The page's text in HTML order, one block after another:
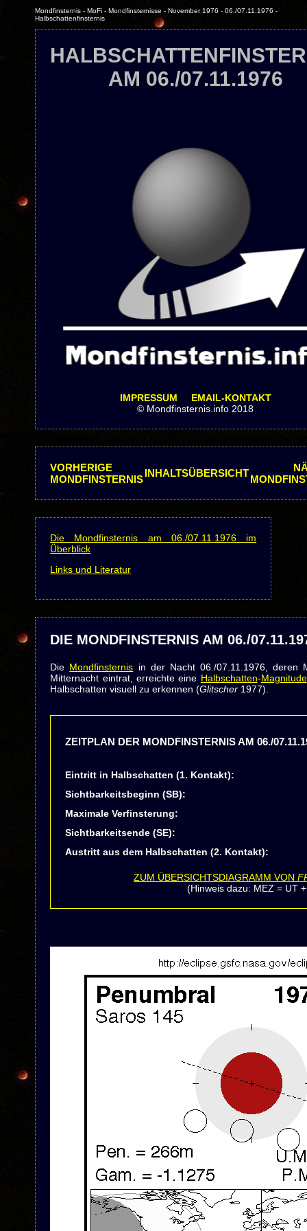
Mondfinsternis - MoFi - Mondfinsternisse - November 1976 - 06./07.11.1976 -
Halbschattenfinsternis
AM 06./07.11.1976
IMPRESSUM
EMAIL-KONTAKT
© Mondfinsternis.info 2018
VORHERIGE
MONDFINSTERNIS
INHALTSÜBERSICHT
Die Mondfinsternis am 06./07.11.1976 im
Überblick
Links und Literatur
DIE MONDFINSTERNIS AM 06./
Die Mondfinsternis in der Nacht 06./07.11.1976, deren
Mitternacht eintrat, erreichte eine Halbschatten-Magnitude
Halbschatten visuell zu erkennen (Glitscher 1977).
ZEITPLAN DER MONDFINSTERNIS AM 06./
Eintritt in Halbschatten (1. Kontakt):
Sichtbarkeitsbeginn (SB):
Maximale Verfinsterung:
Sichtbarkeitsende (SE):
Austritt aus dem Halbschatten (2. Kontakt):
ZUM ÜBERSICHTSDIAGRAMM VON
(Hinweis dazu: MEZ = UT